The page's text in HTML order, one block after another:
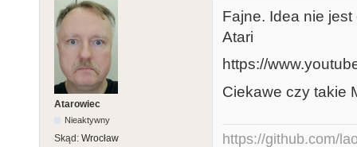
Atarowiec
Nieaktywny
Skąd: Wrocław
Fajne. Idea nie
Atari
https://
Ciekawe czy takie
https://github.com/